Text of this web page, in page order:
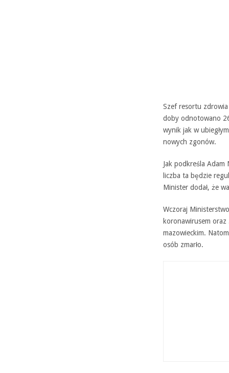
Szef resortu
doby odnotowano
wynik jak w
nowych zgonów.
Jak podkreśla Adam
liczba ta będzie
Minister dodał, że
Wczoraj
koronawirusem
mazowieckim.
osób zmarło.